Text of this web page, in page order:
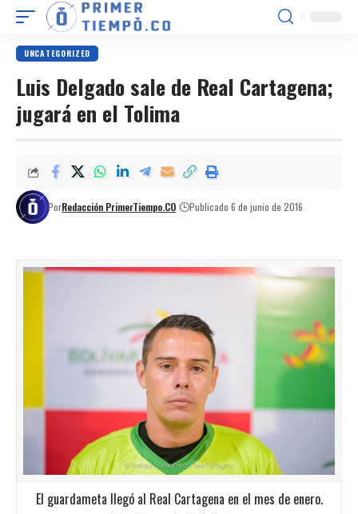
UNCATEGORIZED
Luis Delgado sale de Real Cartagena;
jugará en el Tolima
PorRedacción PrimerTiempo.CO Publicado 6 de junio de 2016
El guardameta llegó al Real Cartagena en el mes de enero.